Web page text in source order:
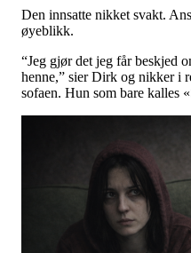
Den innsatte nikket svakt.
øyeblikk.
“Jeg gjør det jeg får beskjed
henne,” sier Dirk og nikker i
sofaen. Hun som bare kalles